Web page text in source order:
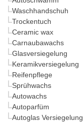
Waschhandschuh
Trockentuch
Ceramic wax
Carnaubawachs
Glasversiegelung
Keramikversiegelung
Reifenpflege
Sprühwachs
Autowachs
Autoparfüm
Autoglas Versiegelung